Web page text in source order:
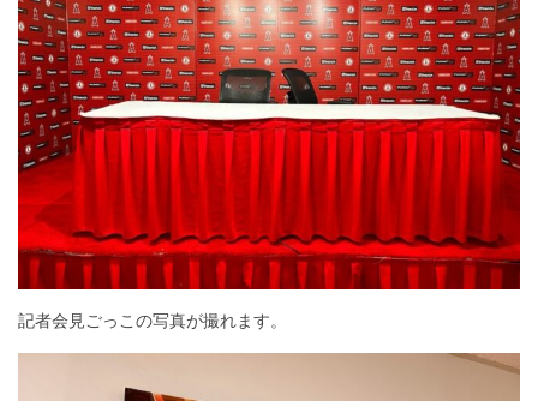
記者会見ごっこの写真が撮れます。